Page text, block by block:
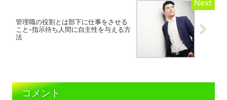
管理職の役割とは部下に仕事をさせる
こと-指示待ち人間に自主性を与える方
法
コメント